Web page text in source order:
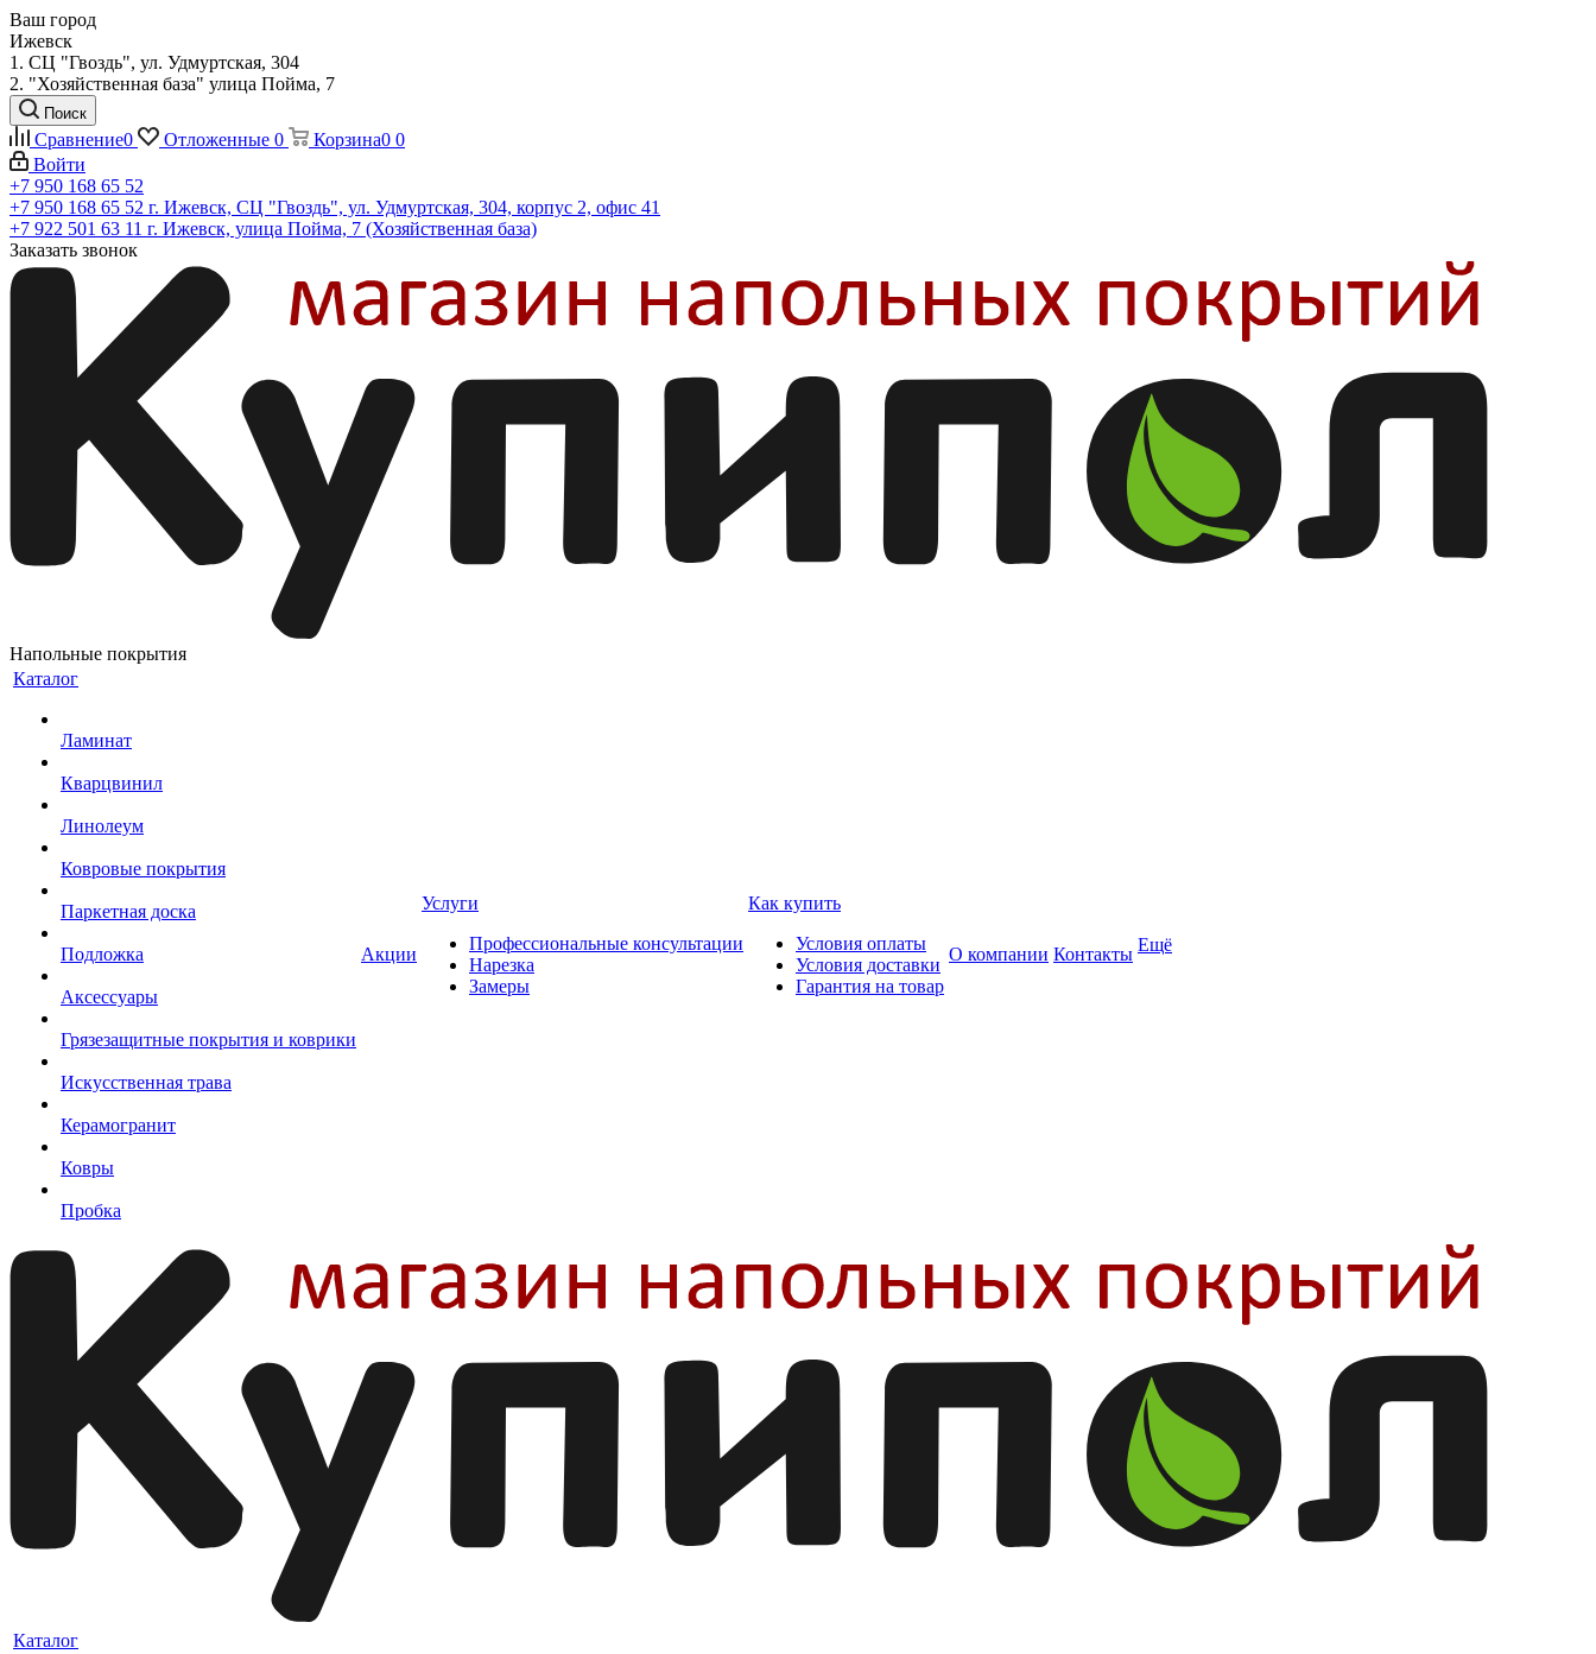
Ваш город
Ижевск
1. СЦ "Гвоздь", ул. Удмуртская, 304
2. "Хозяйственная база" улица Пойма, 7
Поиск
Сравнение0 Отложенные 0 Корзина0 0
Войти
+7 950 168 65 52
+7 950 168 65 52 г. Ижевск, СЦ "Гвоздь", ул. Удмуртская, 304, корпус 2, офис 41
+7 922 501 63 11 г. Ижевск, улица Пойма, 7 (Хозяйственная база)
Заказать звонок
Напольные покрытия
Каталог
Ламинат
Кварцвинил
Линолеум
Ковровые покрытия
Паркетная доска
Подложка
Аксессуары
Грязезащитные покрытия и коврики
Искусственная трава
Керамогранит
Ковры
Пробка
Акции
Услуги
Профессиональные консультации
Нарезка
Замеры
Как купить
Условия оплаты
Условия доставки
Гарантия на товар
О компании Контакты Ещё
Каталог